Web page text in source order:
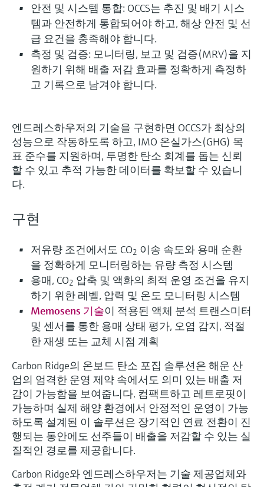
안전 및 시스템 통합: OCCS는 추진 및 배기 시스
템과 안전하게 통합되어야 하고, 해상 안전 및 선
급 요건을 충족해야 합니다.
측정 및 검증: 모니터링, 보고 및 검증(MRV)을 지
원하기 위해 배출 저감 효과를 정확하게 측정하
고 기록으로 남겨야 합니다.
엔드레스하우저의 기술을 구현하면 OCCS가 최상의
성능으로 작동하도록 하고, IMO 온실가스(GHG) 목
표 준수를 지원하며, 투명한 탄소 회계를 돕는 신뢰
할 수 있고 추적 가능한 데이터를 확보할 수 있습니
다.
구현
저유량 조건에서도 CO2 이송 속도와 용매 순환
을 정확하게 모니터링하는 유량 측정 시스템
용매, CO2 압축 및 액화의 최적 운영 조건을 유지
하기 위한 레벨, 압력 및 온도 모니터링 시스템
Memosens 기술이 적용된 액체 분석 트랜스미터
및 센서를 통한 용매 상태 평가, 오염 감지, 적절
한 재생 또는 교체 시점 계획
Carbon Ridge의 온보드 탄소 포집 솔루션은 해운 산
업의 엄격한 운영 제약 속에서도 의미 있는 배출 저
감이 가능함을 보여줍니다. 컴팩트하고 레트로핏이
가능하며 실제 해양 환경에서 안정적인 운영이 가능
하도록 설계된 이 솔루션은 장기적인 연료 전환이 진
행되는 동안에도 선주들이 배출을 저감할 수 있는 실
질적인 경로를 제공합니다.
Carbon Ridge와 엔드레스하우저는 기술 제공업체와